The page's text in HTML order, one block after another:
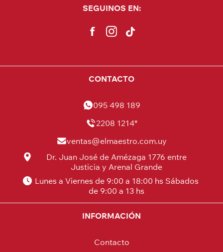
SEGUINOS EN:
CONTACTO
095 498 189
2208 1214*
ventas@elmaestro.com.uy
Dr. Juan José de Amézaga 1776 entre
Justicia y Arenal Grande
Lunes a Viernes de 9:00 a 18:00 hs Sábados
de 9:00 a 13 hs
INFORMACIÓN
Contacto